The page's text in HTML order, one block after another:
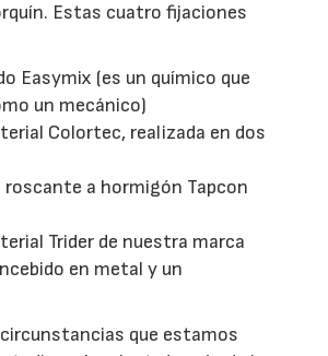
Estas cuatro fijaciones
Easymix (es un químico que
un mecánico)
Colortec, realizada en dos
a hormigón Tapcon
Trider de nuestra marca
en metal y un
circunstancias que estamos